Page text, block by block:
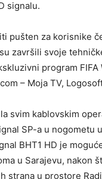
signalu.
pušten za korisnike
završili svoje
program FIFA
– Moja TV,
svim kablovskim
SP-a u nogometu
BHT1 HD je
u Sarajevu, nakon
strana u prostore